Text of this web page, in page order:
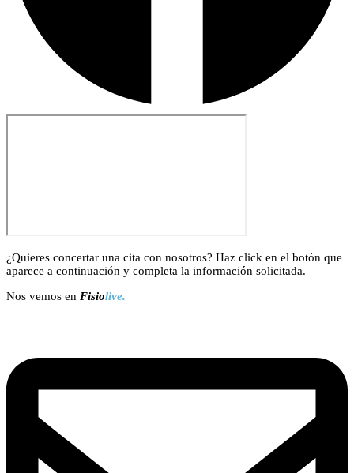
¿Quieres concertar una cita con nosotros? Haz click en el botón que
aparece a continuación y completa la información solicitada.
Nos vemos en Fisiolive.